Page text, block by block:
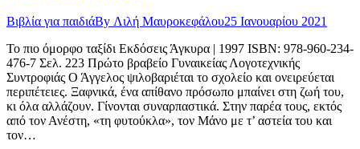
Βιβλία για παιδιάBy Λιλή Μαυροκεφάλου25 Ιανουαρίου 2021
Το πιο όμορφο ταξίδι Εκδόσεις Άγκυρα | 1997 ISBN: 978-960-234-
476-7 Σελ. 223 Πρώτο βραβείο Γυναικείας Λογοτεχνικής
Συντροφιάς Ο Άγγελος ψιλοβαριέται το σχολείο και ονειρεύεται
περιπέτειες. Ξαφνικά, ένα απίθανο πρόσωπο μπαίνει στη ζωή του,
κι όλα αλλάζουν. Γίνονται συναρπαστικά. Στην παρέα τους, εκτός
από τον Ανέστη, «τη φυτούκλα», τον Μάνο με τ’ αστεία του και
τον…